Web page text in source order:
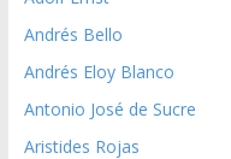
Andrés Bello
Andrés Eloy Blanco
Antonio José de Sucre
Aristides Rojas